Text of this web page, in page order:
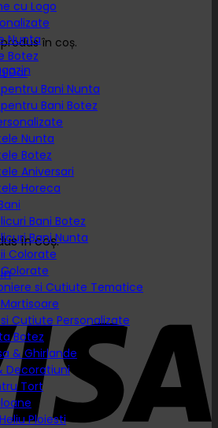
în coș.
în coș.
cu Logo
Nunta
Botez
Dar
Bani Nunta
Bani Botez
Nunta
Botez
Aniversari
Horeca
Bani Botez
Bani Nunta
Colorate
si Cutiute Tematice
Cutiute Personalizate
Botez
& Ghirlande
Decoratiuni
Tort
Ploiesti